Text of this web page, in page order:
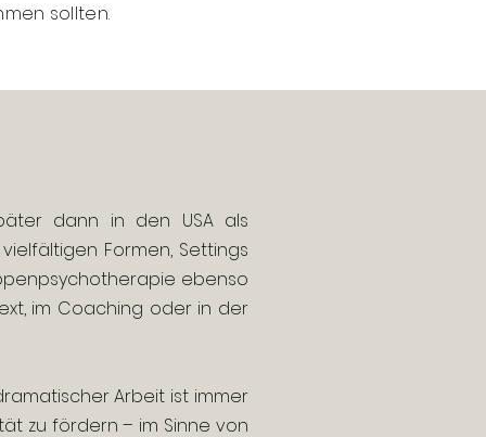
sollten.
dann in den USA als
Formen, Settings
ebenso
im Coaching oder in der
Arbeit ist immer
zu fördern – im Sinne von